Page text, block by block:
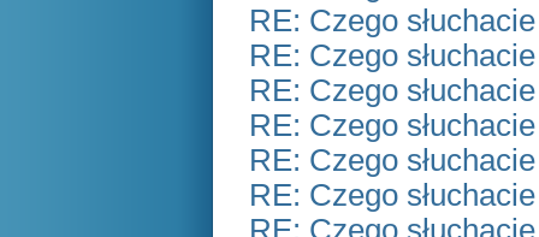
RE: Czego
RE: Czego
RE: Czego
RE: Czego
RE: Czego
RE: Czego
RE: Czego